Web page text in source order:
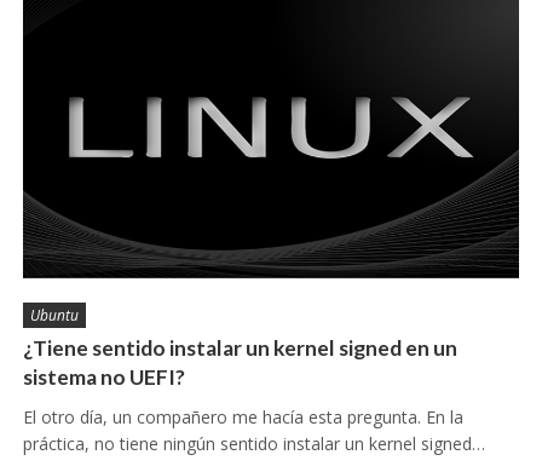
Ubuntu
¿Tiene sentido instalar un kernel signed en un
sistema no UEFI?
El otro día, un compañero me hacía esta pregunta. En la
práctica, no tiene ningún sentido instalar un kernel signed…